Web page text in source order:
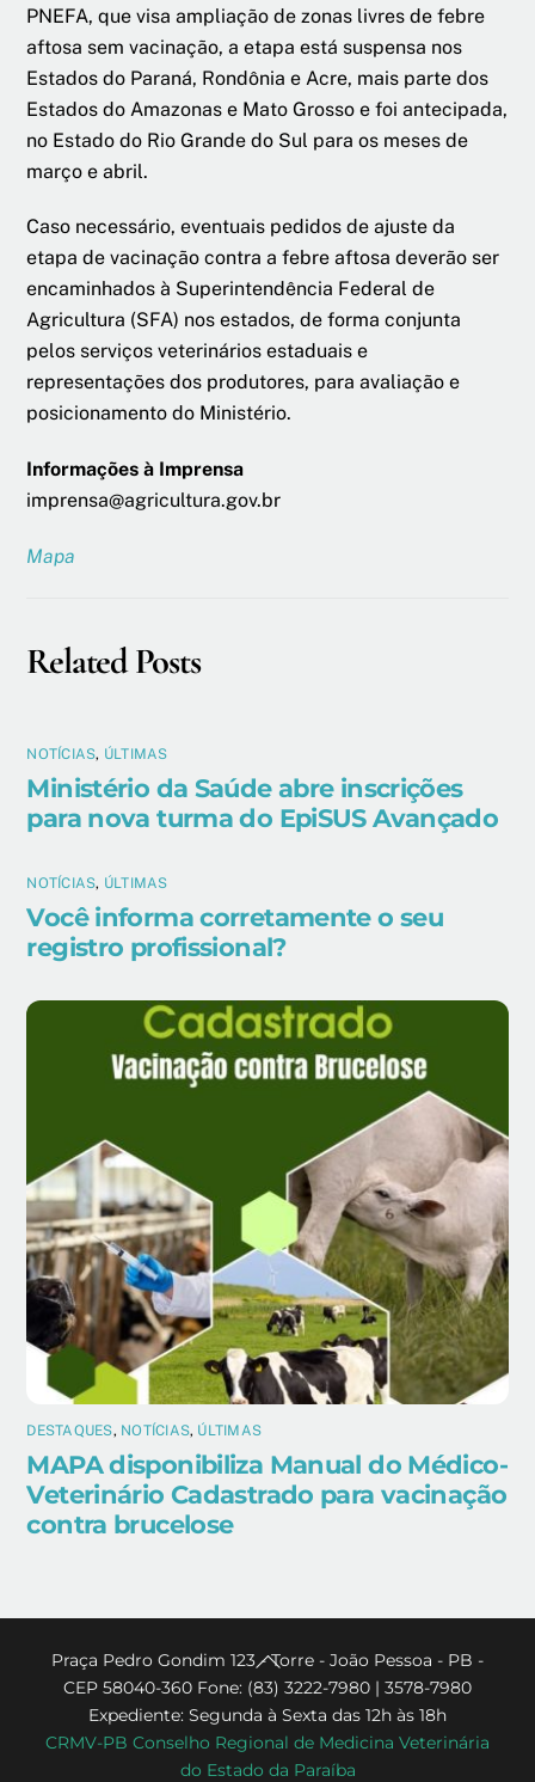
PNEFA, que visa ampliação de zonas livres de febre
aftosa sem vacinação, a etapa está suspensa nos
Estados do Paraná, Rondônia e Acre, mais parte dos
Estados do Amazonas e Mato Grosso e foi antecipada,
no Estado do Rio Grande do Sul para os meses de
março e abril.
Caso necessário, eventuais pedidos de ajuste da
etapa de vacinação contra a febre aftosa deverão ser
encaminhados à Superintendência Federal de
Agricultura (SFA) nos estados, de forma conjunta
pelos serviços veterinários estaduais e
representações dos produtores, para avaliação e
posicionamento do Ministério.
Informações à Imprensa
imprensa@agricultura.gov.br
Mapa
Related Posts
NOTÍCIAS, ÚLTIMAS
Ministério da Saúde abre inscrições
para nova turma do EpiSUS Avançado
NOTÍCIAS, ÚLTIMAS
Você informa corretamente o seu
registro profissional?
DESTAQUES, NOTÍCIAS, ÚLTIMAS
MAPA disponibiliza Manual do Médico-
Veterinário Cadastrado para vacinação
contra brucelose
Back
To
Top
Praça Pedro Gondim 123 - Torre - João Pessoa - PB -
CEP 58040-360 Fone: (83) 3222-7980 | 3578-7980
Expediente: Segunda à Sexta das 12h às 18h
CRMV-PB Conselho Regional de Medicina Veterinária
do Estado da Paraíba